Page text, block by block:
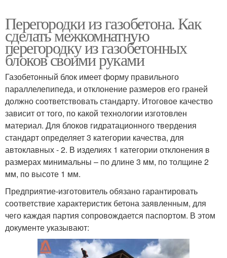
Перегородки из газобетона. Как
сделать межкомнатную
перегородку из газобетонных
блоков своими руками
Газобетонный блок имеет форму правильного
параллелепипеда, и отклонение размеров его граней
должно соответствовать стандарту. Итоговое качество
зависит от того, по какой технологии изготовлен
материал. Для блоков гидратационного твердения
стандарт определяет 3 категории качества, для
автоклавных - 2. В изделиях 1 категории отклонения в
размерах минимальны – по длине 3 мм, по толщине 2
мм, по высоте 1 мм.
Предприятие-изготовитель обязано гарантировать
соответствие характеристик бетона заявленным, для
чего каждая партия сопровождается паспортом. В этом
документе указывают: